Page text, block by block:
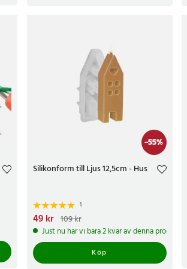
-55%
Silikonform till Ljus 12,5cm - Hus
1
Nuvarande pris
109 kr
49 kr 109 kr
Just nu har vi bara 2 kvar av denna produkt
Köp